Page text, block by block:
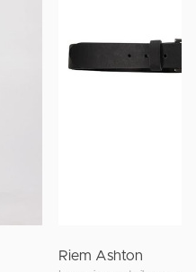
Riem Ashton